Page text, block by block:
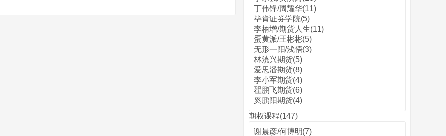
丁伟锋/周耀华(11)
毕肯证券学院(5)
李柄增/期货人生(11)
蛋黄派/王彬彬(5)
无形一阳/浅悟(3)
林洸兴期货(5)
爱思潘期货(8)
李小军期货(4)
翟鹏飞期货(6)
奚鹏阳期货(4)
期权课程(147)
谢晨彦/何博明(7)